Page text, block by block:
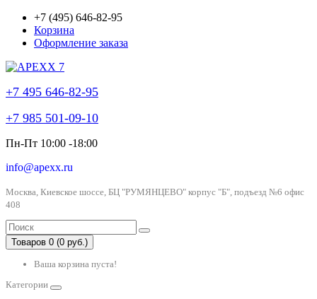
+7 (495) 646-82-95
Корзина
Оформление заказа
+7 495 646-82-95
+7 985 501-09-10
Пн-Пт 10:00 -18:00
info@apexx.ru
Москва, Киевское шоссе, БЦ "РУМЯНЦЕВО" корпус "Б", подъезд №6 офис
408
Товаров 0 (0 руб.)
Ваша корзина пуста!
Категории